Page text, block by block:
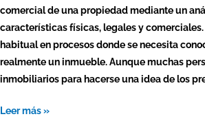
comercial de una propiedad mediante un
características físicas, legales y
habitual en procesos donde se necesita
realmente un inmueble. Aunque muchas
inmobiliarios para hacerse una idea de los
Leer más »